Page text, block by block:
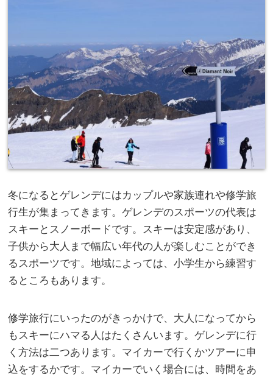
冬になるとゲレンデにはカップルや家族連れや修学旅
行生が集まってきます。ゲレンデのスポーツの代表は
スキーとスノーボードです。スキーは安定感があり、
子供から大人まで幅広い年代の人が楽しむことができ
るスポーツです。地域によっては、小学生から練習す
るところもあります。
修学旅行にいったのがきっかけで、大人になってから
もスキーにハマる人はたくさんいます。ゲレンデに行
く方法は二つあります。マイカーで行くかツアーに申
込をするかです。マイカーでいく場合には、時間をあ